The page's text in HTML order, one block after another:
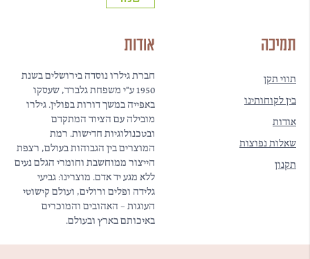
תמיכה
תווי תקן
בין לקוחותינו
אודות
שאלות נפוצות
תקנון
אודות
חברת גילרו נוסדה בירושלים בשנת
1950 ע"י משפחת גלברד, שעסקו
באפייה במשך דורות בפולין. גילרו
מובילה עם הציוד המתקדם
ובטכנולוגיות חדישות. רמת
המוצרים בין הגבוהות בעולם, רצפת
הייצור ממוחשבת וחומרי הגלם נעים
ללא מגע יד אדם. מוצרינו: גביעי
גלידה ופלים ורולים, ועולם קישוטי
העוגות – האהובים והמוכרים
באיכותם בארץ ובעולם.